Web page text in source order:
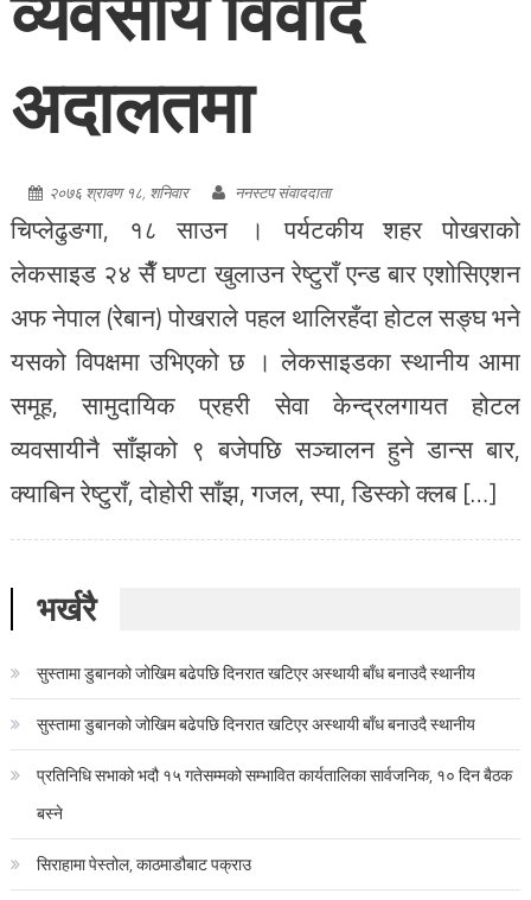
अदालतमा
२०७६ श्रावण १८, शनिवार ननस्टप संवाददाता
चिप्लेढुङगा, १८ साउन । पर्यटकीय शहर पोखराको
लेकसाइड २४ सैँ घण्टा खुलाउन रेष्टुराँ एन्ड बार एशोसिएशन
अफ नेपाल (रेबान) पोखराले पहल थालिरहँदा होटल सङ्घ भने
यसको विपक्षमा उभिएको छ । लेकसाइडका स्थानीय आमा
समूह, सामुदायिक प्रहरी सेवा केन्द्रलगायत होटल
व्यवसायीनै साँझको ९ बजेपछि सञ्चालन हुने डान्स बार,
क्याबिन रेष्टुराँ, दोहोरी साँझ, गजल, स्पा, डिस्को क्लब […]
भर्खरै
सुस्तामा डुबानको जोखिम बढेपछि दिनरात खटिएर अस्थायी बाँध बनाउदै स्थानीय
सुस्तामा डुबानको जोखिम बढेपछि दिनरात खटिएर अस्थायी बाँध बनाउदै स्थानीय
प्रतिनिधि सभाको भदौ १५ गतेसम्मको सम्भावित कार्यतालिका सार्वजनिक, १० दिन बैठक
बस्ने
सिराहामा पेस्तोल, काठमाडौबाट पक्राउ